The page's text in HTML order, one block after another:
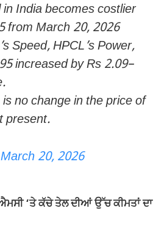
India becomes costlier
from March 20, 2026
Speed, HPCL’s Power,
increased by Rs 2.09–
no change in the price of
present.
March 20, 2026
‘ਤੇ ਕੱਚੇ ਤੇਲ ਦੀਆਂ ਉੱਚ ਕੀਮਤਾਂ ਦਾ